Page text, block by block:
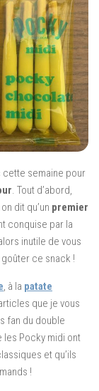
cette semaine pour
. Tout d’abord,
dit qu’un premier
conquise par la
inutile de vous
ce snack !
, à la patate
que je vous
fan du double
les Pocky midi ont
et qu’ils
!